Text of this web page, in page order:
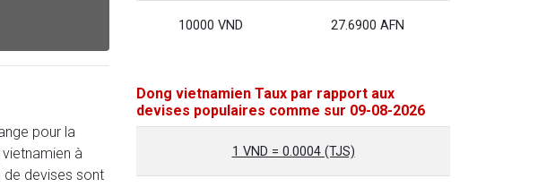
pour la
à
de devises sont
10000 VND 27.6900 AFN
Dong vietnamien Taux par rapport aux
devises populaires comme sur 09-08-2026
1 VND = 0.0004 (TJS)